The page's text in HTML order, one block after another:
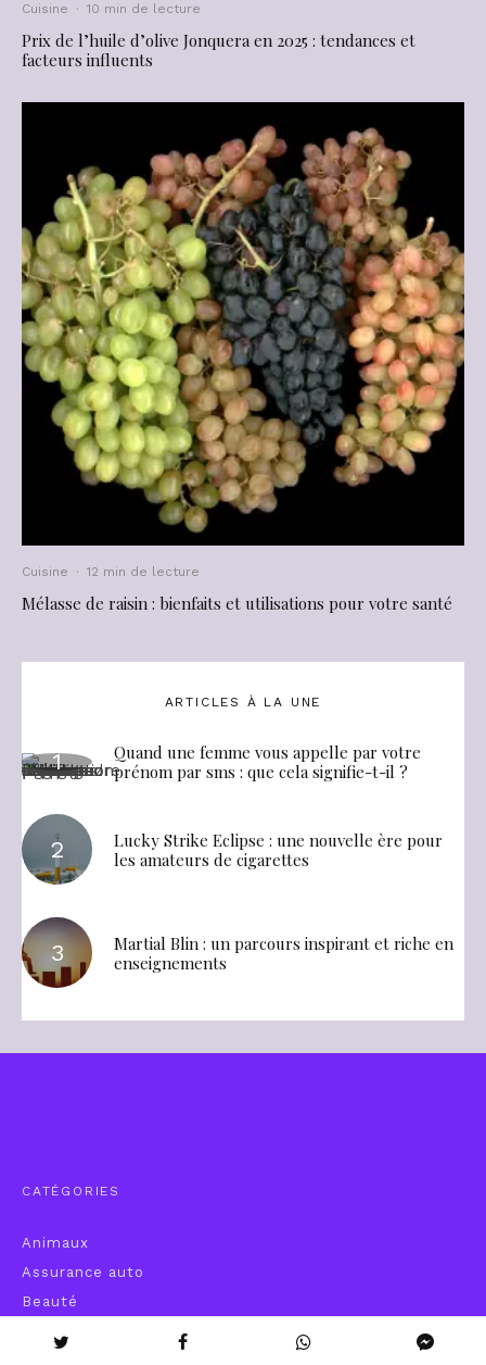
Cuisine · 10 min de lecture
Prix de l’huile d’olive Jonquera en 2025 : tendances et
facteurs influents
Cuisine · 12 min de lecture
Mélasse de raisin : bienfaits et utilisations pour votre santé
ARTICLES À LA UNE
Quand une femme vous appelle par votre
prénom par sms : que cela signifie-t-il ?
Lucky Strike Eclipse : une nouvelle ère pour
les amateurs de cigarettes
Martial Blin : un parcours inspirant et riche en
enseignements
CATÉGORIES
Animaux
Assurance auto
Beauté